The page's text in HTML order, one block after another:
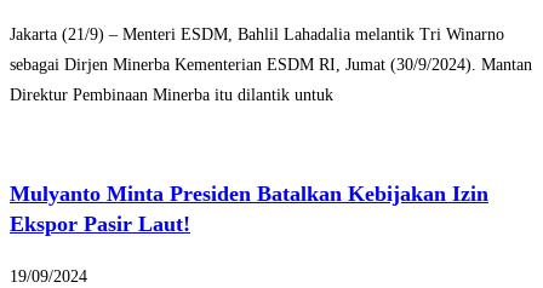
Jakarta (21/9) – Menteri ESDM, Bahlil Lahadalia melantik Tri Winarno
sebagai Dirjen Minerba Kementerian ESDM RI, Jumat (30/9/2024). Mantan
Direktur Pembinaan Minerba itu dilantik untuk
Mulyanto Minta Presiden Batalkan Kebijakan Izin
Ekspor Pasir Laut!
19/09/2024